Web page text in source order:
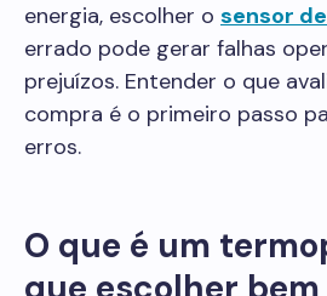
energia, escolher o sensor
errado pode gerar falhas
prejuízos. Entender o que
compra é o primeiro passo
erros.
O que é um